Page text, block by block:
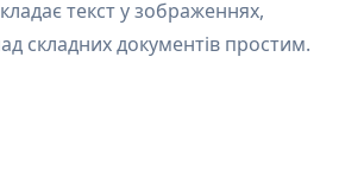
текст у зображеннях,
складних документів простим.